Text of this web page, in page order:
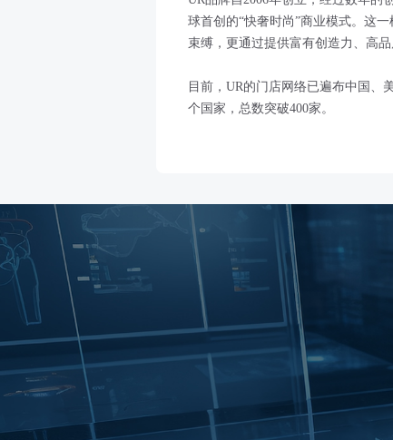
球首创的“快奢时尚”商业模式。这
束缚，更通过提供富有创造力、高
目前，UR的门店网络已遍布中国、
个国家，总数突破400家。